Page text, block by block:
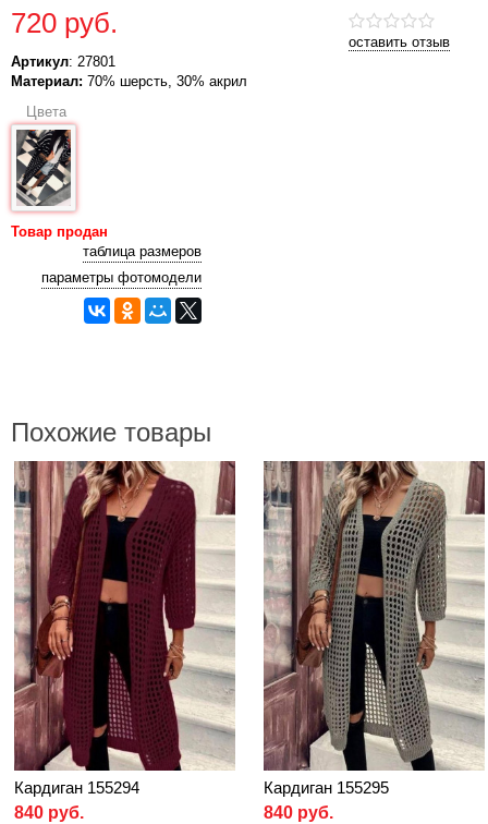
оставить отзыв
720 руб.
Артикул: 27801
Материал: 70% шерсть, 30% акрил
Цвета
Товар продан
таблица размеров
параметры фотомодели
Похожие товары
Кардиган 155294
840 руб.
Кардиган 155295
840 руб.